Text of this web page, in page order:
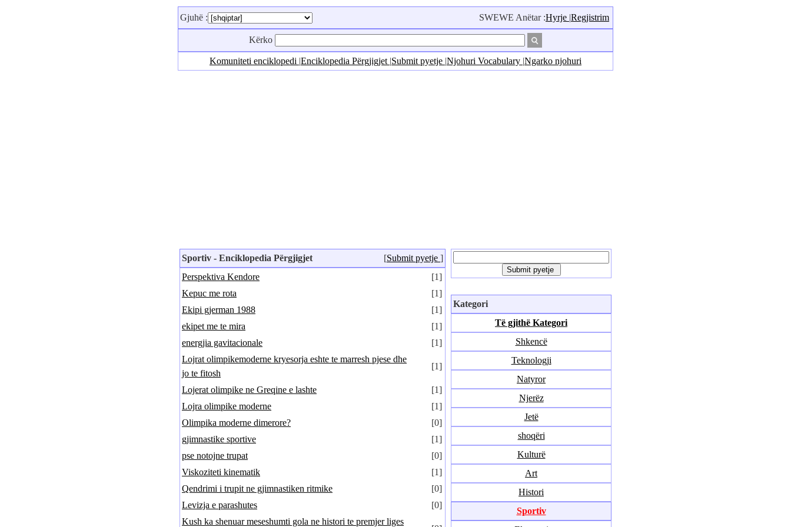
Gjuhë : SWEWE Anëtar :Hyrje |Regjistrim
Kërko
Komuniteti enciklopedi |Enciklopedia Përgjigjet |Submit pyetje |Njohuri Vocabulary |Ngarko njohuri
Sportiv - Enciklopedia Përgjigjet [Submit pyetje ]
Perspektiva Kendore
[1]
Kepuc me rota
[1]
Ekipi gjerman 1988
[1]
ekipet me te mira
[1]
energjia gavitacionale
[1]
Lojrat olimpikemoderne kryesorja eshte te marresh pjese dhe
jo te fitosh
[1]
Lojerat olimpike ne Greqine e lashte
[1]
Lojra olimpike moderne
[1]
Olimpika moderne dimerore?
[0]
gjimnastike sportive
[1]
pse notojne trupat
[0]
Viskoziteti kinematik
[1]
Qendrimi i trupit ne gjimnastiken ritmike
[0]
Levizja e parashutes
[0]
Kush ka shenuar meseshumti gola ne histori te premjer liges
Kategori
Të gjithë Kategori
Shkencë
Teknologji
Natyror
Njerëz
Jetë
shoqëri
Kulturë
Art
Histori
Sportiv